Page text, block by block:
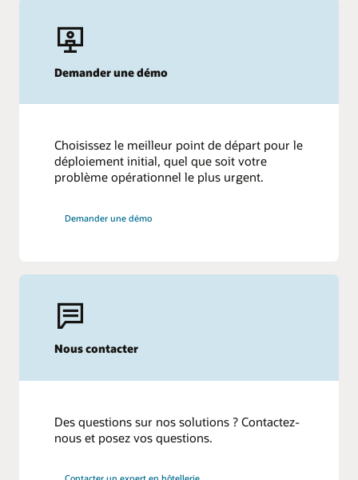
Demander une démo
Choisissez le meilleur point de départ pour le
déploiement initial, quel que soit votre
problème opérationnel le plus urgent.
Demander une démo
Nous contacter
Des questions sur nos solutions ? Contactez-
nous et posez vos questions.